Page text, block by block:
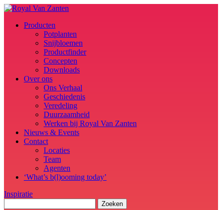
Producten
Potplanten
Snijbloemen
Productfinder
Concepten
Downloads
Over ons
Ons Verhaal
Geschiedenis
Veredeling
Duurzaamheid
Werken bij Royal Van Zanten
Nieuws & Events
Contact
Locaties
Team
Agenten
‘What’s b(l)ooming today’
Inspiratie